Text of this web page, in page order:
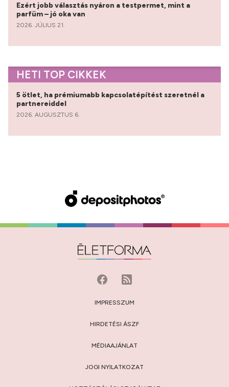
Ezért jobb választás nyáron a testpermet, mint a
parfüm – jó oka van
2026. JÚLIUS 21.
HETI TOP CIKKEK
5 ötlet, ha prémiumabb kapcsolatépítést szeretnél a
partnereiddel
2026. AUGUSZTUS 6.
IMPRESSZUM
HIRDETÉSI ÁSZF
MÉDIAAJÁNLAT
JOGI NYILATKOZAT